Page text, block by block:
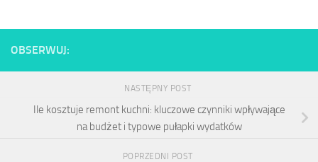
OBSERWUJ:
NASTĘPNY POST
Ile kosztuje remont kuchni: kluczowe czynniki wpływające
na budżet i typowe pułapki wydatków
POPRZEDNI POST